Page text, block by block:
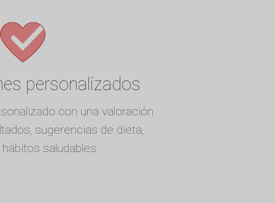
personalizados
con una valoración
sugerencias de dieta,
saludables.